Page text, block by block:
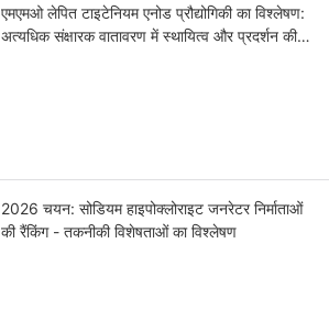
एमएमओ लेपित टाइटेनियम एनोड प्रौद्योगिकी का विश्लेषण:
अत्यधिक संक्षारक वातावरण में स्थायित्व और प्रदर्शन की
2026 चयन: सोडियम हाइपोक्लोराइट जनरेटर निर्माताओं
की रैंकिंग - तकनीकी विशेषताओं का विश्लेषण